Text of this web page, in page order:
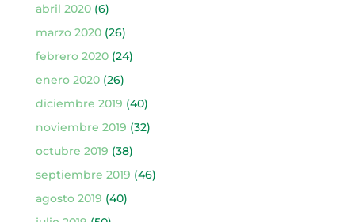
abril 2020(6)
marzo 2020(26)
febrero 2020(24)
enero 2020(26)
diciembre 2019 (40)
noviembre 2019 (32)
octubre 2019 (38)
septiembre 2019 (46)
agosto 2019 (40)